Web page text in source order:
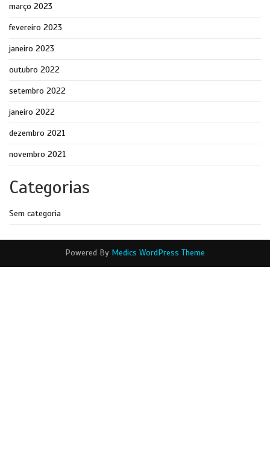
março 2023
fevereiro 2023
janeiro 2023
outubro 2022
setembro 2022
janeiro 2022
dezembro 2021
novembro 2021
Categorias
Sem categoria
Powered By Medics WordPress Theme